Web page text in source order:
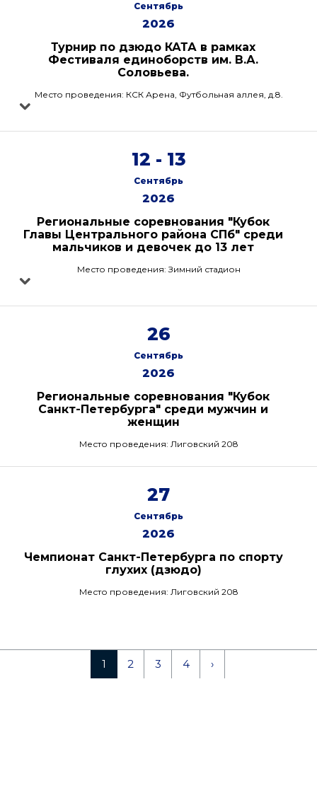
Сентябрь
2026
Турнир по дзюдо КАТА в рамках
Фестиваля единоборств им. В.А.
Соловьева.
Место проведения: КСК Арена, Футбольная аллея, д.8.
12 - 13
Сентябрь
2026
Региональные соревнования "Кубок
Главы Центрального района СПб" среди
мальчиков и девочек до 13 лет
Место проведения: Зимний стадион
26
Сентябрь
2026
Региональные соревнования "Кубок
Санкт-Петербурга" среди мужчин и
женщин
Место проведения: Лиговский 208
27
Сентябрь
2026
Чемпионат Санкт-Петербурга по спорту
глухих (дзюдо)
Место проведения: Лиговский 208
1 2 3 4 ›